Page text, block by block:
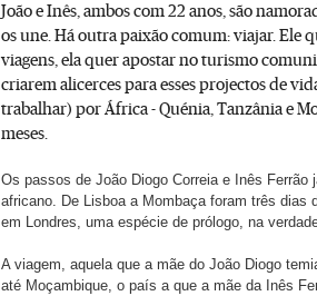
João e Inês, ambos com 22 anos, são
os une. Há outra paixão comum: viajar. Ele
viagens, ela quer apostar no turismo
criarem alicerces para esses projectos de
trabalhar) por África - Quénia, Tanzânia e
meses.
Os passos de João Diogo Correia e Inês Ferrão
africano. De Lisboa a Mombaça foram três dias
em Londres, uma espécie de prólogo, na
A viagem, aquela que a mãe do João Diogo
até Moçambique, o país a que a mãe da Inês